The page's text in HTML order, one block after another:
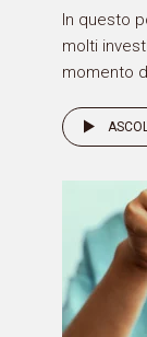
In questo
molti
momento